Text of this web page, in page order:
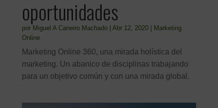
oportunidades
por Miguel A Caneiro Machado| Abr 12, 2020|
Marketing
Online
Marketing Online 360, una mirada holística del
marketing. Un abanico de disciplinas trabajando
para un objetivo común y con una mirada global.